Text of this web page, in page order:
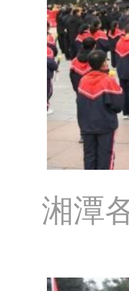
湘潭